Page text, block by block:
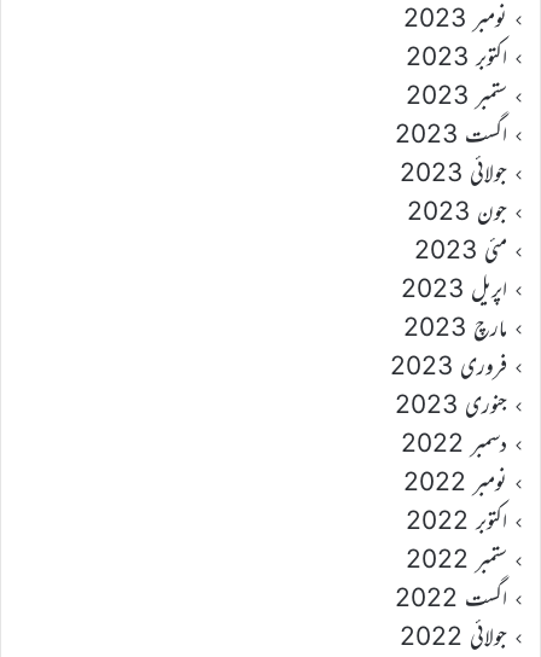
نومبر 2023
اکتوبر 2023
ستمبر 2023
اگست 2023
جولائی 2023
جون 2023
مئی 2023
اپریل 2023
مارچ 2023
فروری 2023
جنوری 2023
دسمبر 2022
نومبر 2022
اکتوبر 2022
ستمبر 2022
اگست 2022
جولائی 2022